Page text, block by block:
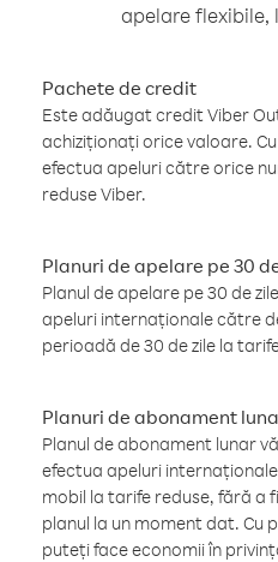
apelare flexibile,
Pachete de credit
Este adăugat credit Viber
achiziționați orice valoare.
efectua apeluri către orice
reduse Viber.
Planuri de apelare pe 30
Planul de apelare pe 30 de
apeluri internaționale către
perioadă de 30 de zile la
Planuri de abonament
Planul de abonament lunar
efectua apeluri
mobil la tarife reduse, fără a
planul la un moment dat. Cu
puteți face economii în